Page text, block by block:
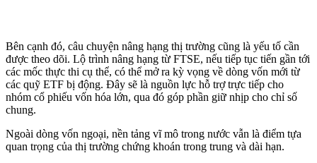
Bên cạnh đó, câu chuyện nâng hạng thị trường cũng là yếu tố cần
được theo dõi. Lộ trình nâng hạng từ FTSE, nếu tiếp tục tiến gần tới
các mốc thực thi cụ thể, có thể mở ra kỳ vọng về dòng vốn mới từ
các quỹ ETF bị động. Đây sẽ là nguồn lực hỗ trợ trực tiếp cho
nhóm cổ phiếu vốn hóa lớn, qua đó góp phần giữ nhịp cho chỉ số
chung.
Ngoài dòng vốn ngoại, nền tảng vĩ mô trong nước vẫn là điểm tựa
quan trọng của thị trường chứng khoán trong trung và dài hạn.